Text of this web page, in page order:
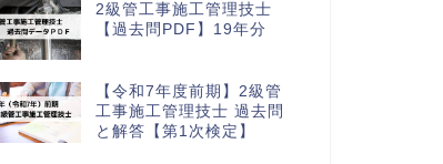
2級管工事施工管理技士
【過去問PDF】19年分
【令和7年度前期】2級管
工事施工管理技士 過去問
と解答【第1次検定】